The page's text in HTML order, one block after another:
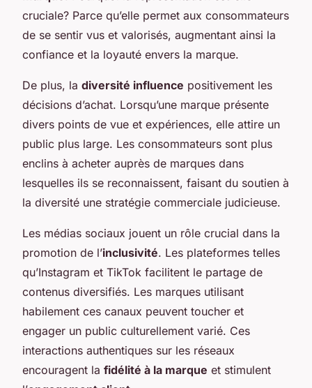
cruciale? Parce qu’elle permet aux consommateurs
de se sentir vus et valorisés, augmentant ainsi la
confiance et la loyauté envers la marque.
De plus, la diversité influence positivement les
décisions d’achat. Lorsqu’une marque présente
divers points de vue et expériences, elle attire un
public plus large. Les consommateurs sont plus
enclins à acheter auprès de marques dans
lesquelles ils se reconnaissent, faisant du soutien à
la diversité une stratégie commerciale judicieuse.
Les médias sociaux jouent un rôle crucial dans la
promotion de l’inclusivité. Les plateformes telles
qu’Instagram et TikTok facilitent le partage de
contenus diversifiés. Les marques utilisant
habilement ces canaux peuvent toucher et
engager un public culturellement varié. Ces
interactions authentiques sur les réseaux
encouragent la fidélité à la marque et stimulent